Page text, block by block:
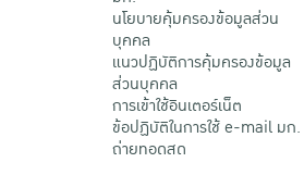
นโยบายคุ้มครองข้อมูลส่วน
บุคคล
แนวปฏิบัติการคุ้มครองข้อมูล
ส่วนบุคคล
การเข้าใช้อินเตอร์เน็ต
ข้อปฏิบัติในการใช้ e-mail มก.
ถ่ายทอดสด